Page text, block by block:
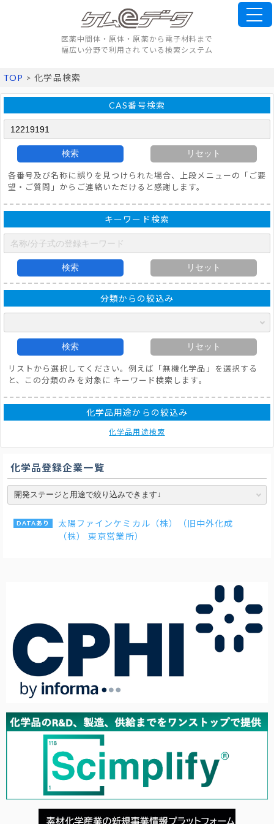
医薬中間体・原体・原薬から電子材料まで
幅広い分野で利用されている検索システム
TOP > 化学品検索
CAS番号検索
検索 リセット
各番号及び名称に誤りを見つけられた場合、上段メニューの「ご要
望・ご質問」からご連絡いただけると感謝します。
キーワード検索
検索 リセット
分類からの絞込み
検索 リセット
リストから選択してください。例えば「無機化学品」を選択する
と、この分類のみを対象に キーワード検索します。
化学品用途からの絞込み
化学品用途検索
化学品登録企業一覧
太陽ファインケミカル（株）（旧中外化成
（株） 東京営業所）